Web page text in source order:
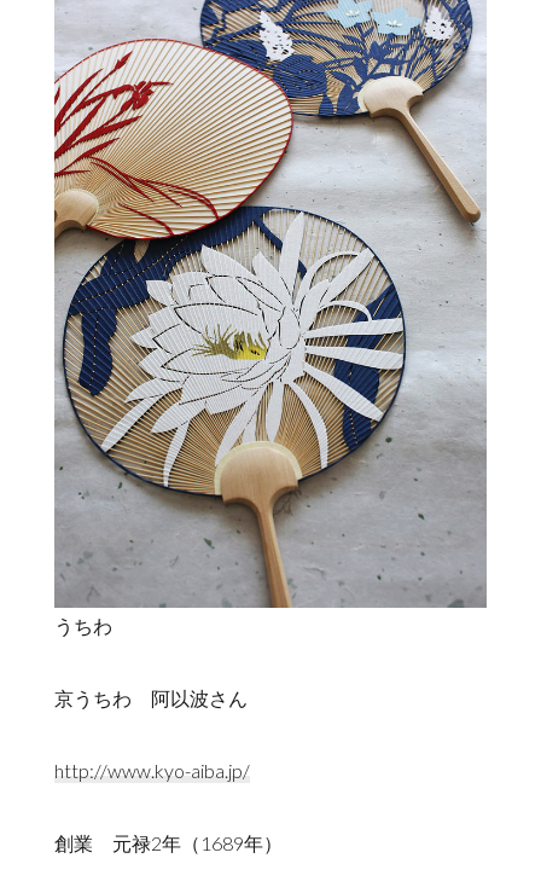
うちわ
京うちわ 阿以波さん
http://www.kyo-aiba.jp/
創業 元禄2年（1689年）